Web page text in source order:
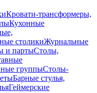
Кровати-трансформеры,
Кухонные
столикиЖурнальные
и партыСтолы,
группыСтолы-
Барные стулья,
Геймерские